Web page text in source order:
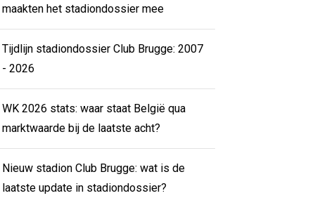
maakten het stadiondossier mee
Tijdlijn stadiondossier Club Brugge: 2007
- 2026
WK 2026 stats: waar staat België qua
marktwaarde bij de laatste acht?
Nieuw stadion Club Brugge: wat is de
laatste update in stadiondossier?